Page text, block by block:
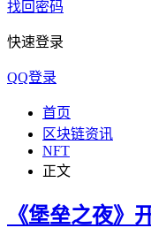
找回密码
快速登录
QQ登录
首页
区块链资讯
NFT
正文
《堡垒之夜》